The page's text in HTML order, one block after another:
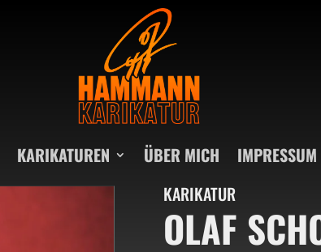
KARIKATUREN ÜBER MICH
IMPRESSUM
KARIKATUR
OLAF